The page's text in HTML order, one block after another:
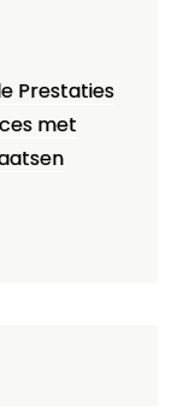
Prestaties
met